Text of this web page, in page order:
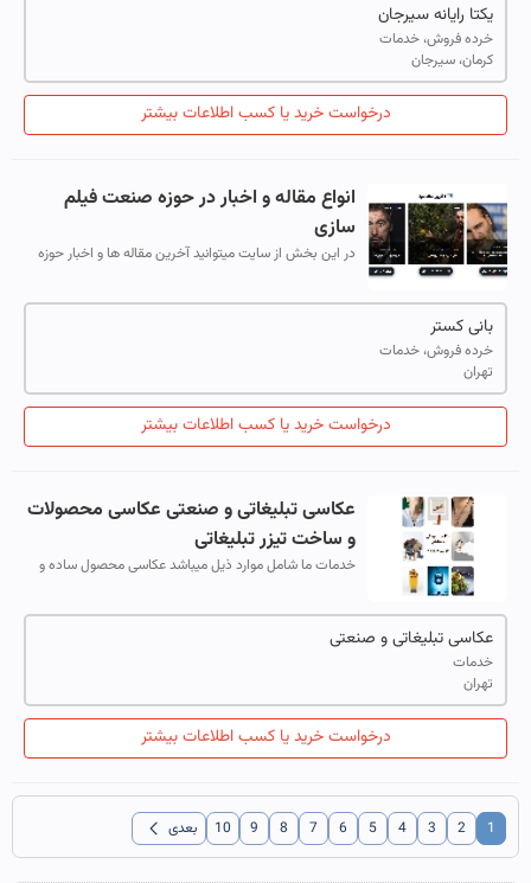
یکتا رایانه سیرجان
خرده فروش، خدمات
کرمان، سیرجان
درخواست خرید یا کسب اطلاعات بیشتر
انواع مقاله و اخبار در حوزه صنعت فیلم
سازی
در این بخش از سایت میتوانید آخرین مقاله ها و اخبار حوزه
بانی کستر
خرده فروش، خدمات
تهران
درخواست خرید یا کسب اطلاعات بیشتر
عکاسی تبلیغاتی و صنعتی عکاسی محصولات
و ساخت تیزر تبلیغاتی
خدمات ما شامل موارد ذیل میباشد عکاسی محصول ساده و
عکاسی تبلیغاتی و صنعتی
خدمات
تهران
درخواست خرید یا کسب اطلاعات بیشتر
1
2
3
4
5
6
7
8
9
10 بعدی chevron_left